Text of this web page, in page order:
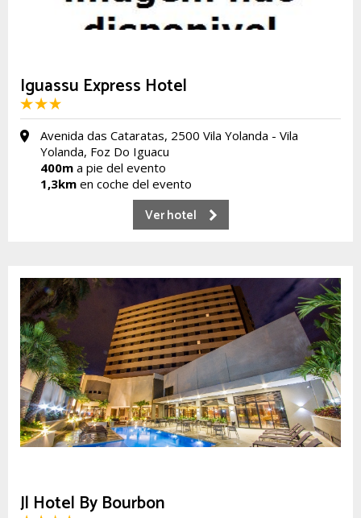
Iguassu Express Hotel
Avenida das Cataratas, 2500 Vila Yolanda - Vila
Yolanda, Foz Do Iguacu
400m a pie del evento
1,3km en coche del evento
Ver hotel
Jl Hotel By Bourbon